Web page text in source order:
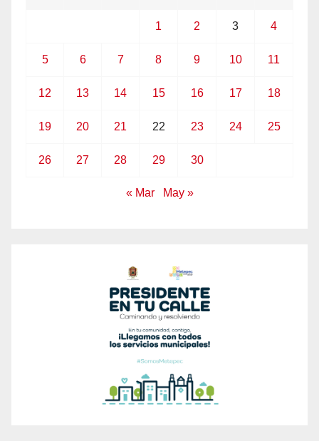
1 2 3 4
5 6 7 8 9 10 11
12 13 14 15 16 17 18
19 20 21 22 23 24 25
26 27 28 29 30
« Mar May »